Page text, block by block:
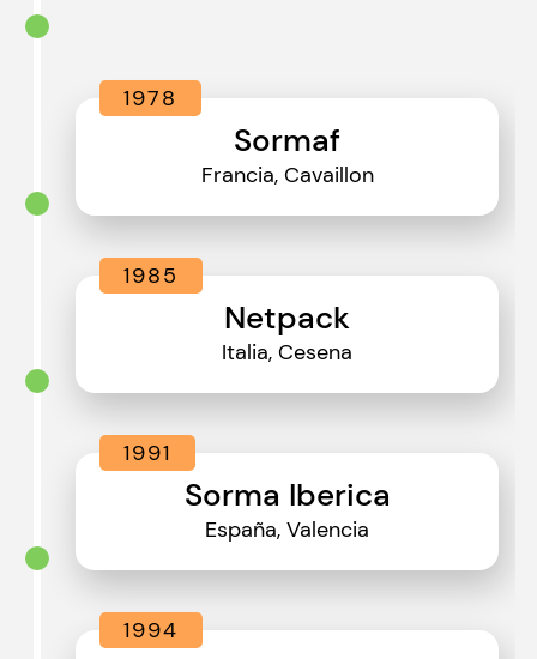
1978
Sormaf
Francia, Cavaillon
1985
Netpack
Italia, Cesena
1991
Sorma Iberica
España, Valencia
1994